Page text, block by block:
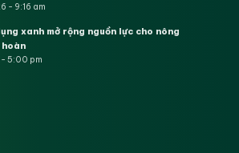
- 9:16 am
xanh mở rộng nguồn lực cho nông
5:00 pm